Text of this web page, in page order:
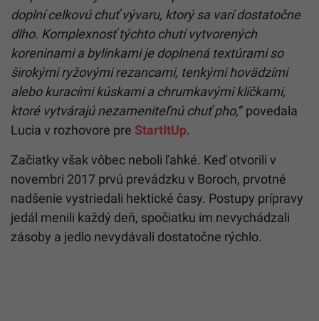
doplní celkovú chuť vývaru, ktorý sa varí dostatočne
dlho. Komplexnosť týchto chutí vytvorených
koreninami a bylinkami je doplnená textúrami so
širokými ryžovými rezancami, tenkými hovädzími
alebo kuracími kúskami a chrumkavými klíčkami,
ktoré vytvárajú nezameniteľnú chuť pho,“ povedala
Lucia v rozhovore pre StartItUp.
Začiatky však vôbec neboli ľahké. Keď otvorili v
novembri 2017 prvú prevádzku v Boroch, prvotné
nadšenie vystriedali hektické časy. Postupy prípravy
jedál menili každý deň, spočiatku im nevychádzali
zásoby a jedlo nevydávali dostatočne rýchlo.